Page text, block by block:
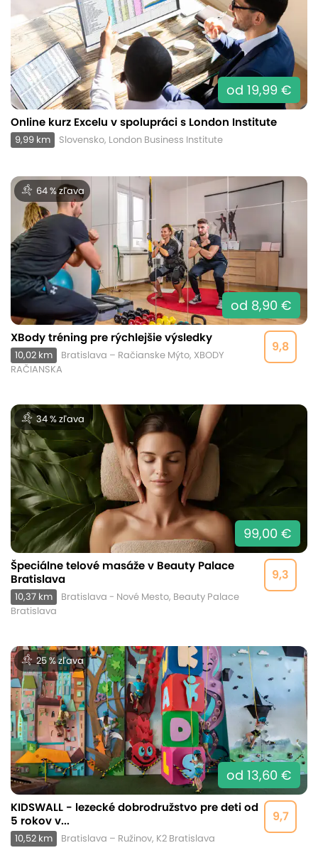
od 19,99 €
Online kurz Excelu v spolupráci s London Institute
9,99 km Slovensko, London Business Institute
64 % zľava
od 8,90 €
9,8
XBody tréning pre rýchlejšie výsledky
10,02 km
Bratislava – Račianske Mýto, XBODY
RAČIANSKA
34 % zľava
99,00 €
9,3
Špeciálne telové masáže v Beauty Palace
Bratislava
10,37 km
Bratislava - Nové Mesto, Beauty Palace
Bratislava
25 % zľava
od 13,60 €
9,7
KIDSWALL - lezecké dobrodružstvo pre deti od
5 rokov v...
10,52 km Bratislava – Ružinov, K2 Bratislava